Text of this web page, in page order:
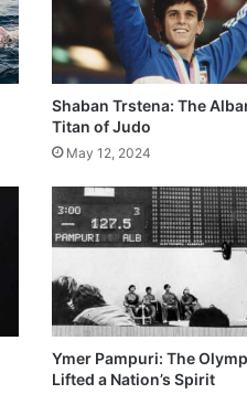
Shaban Trstena: The
Titan of Judo
May 12, 2024
Ymer Pampuri: The
Lifted a Nation’s Spirit